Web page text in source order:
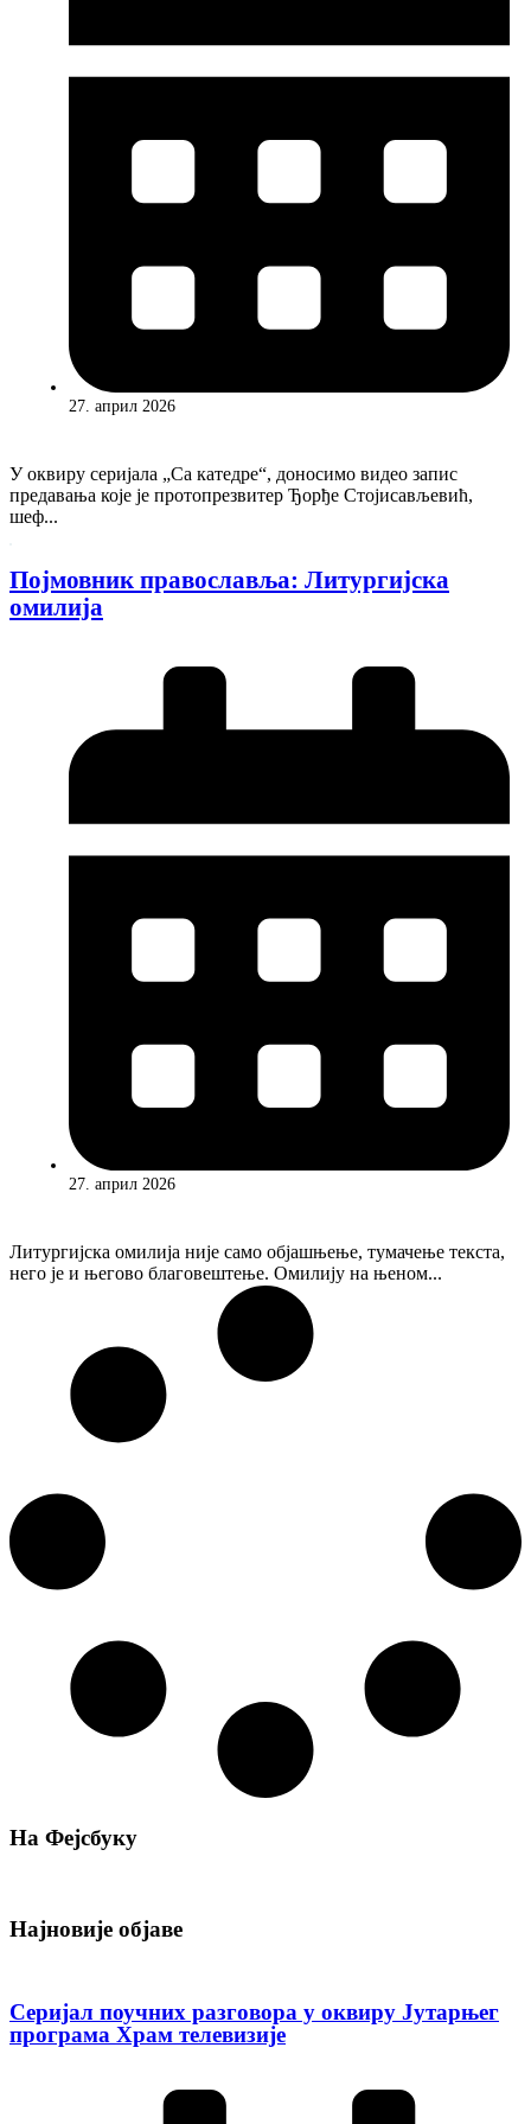
27. април 2026
У оквиру серијала „Са катедре“, доносимо видео запис
предавања које је протопрезвитер Ђорђе Стојисављевић,
шеф...
Појмовник православља: Литургијска
омилија
27. април 2026
Литургијска омилија није само објашњење, тумачење текста,
него је и његово благовештење. Омилију на њеном...
На Фејсбуку
Најновије објаве
Серијал поучних разговора у оквиру Јутарњег
програма Храм телевизије